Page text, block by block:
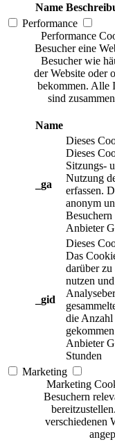
Name
Performance
Performance
Besucher eine
Besucher wie
der Website oder
bekommen. Alle
sind
Name
_ga
Dieses
Dieses
Sitzungs-
Nutzung
erfassen.
anonym
Anbieter
_gid
Dieses
Das
darüber
nutzen
die Anzahl
Anbieter
Stunden
Marketing
Marketing
Besuchern
verschiedenen